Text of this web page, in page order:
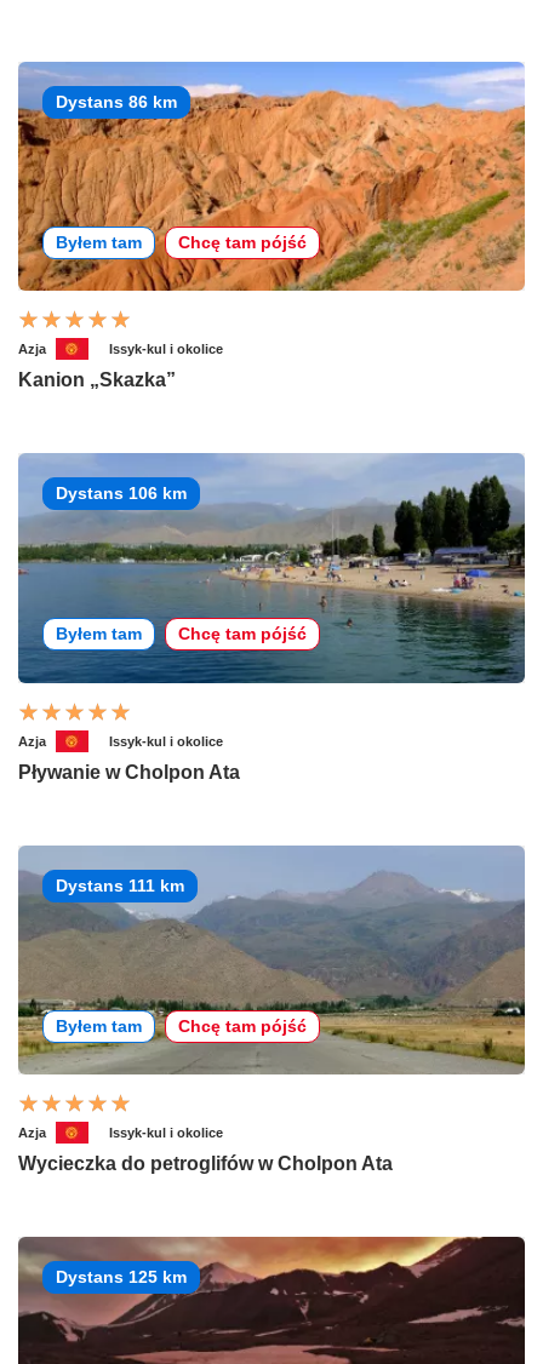
Dystans 86 km
Byłem tam Chcę tam pójść
Azja Issyk-kul i okolice
Kanion „Skazka”
Dystans 106 km
Byłem tam Chcę tam pójść
Azja Issyk-kul i okolice
Pływanie w Cholpon Ata
Dystans 111 km
Byłem tam Chcę tam pójść
Azja Issyk-kul i okolice
Wycieczka do petroglifów w Cholpon Ata
Dystans 125 km